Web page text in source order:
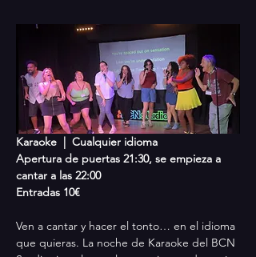
Karaoke  |  Cualquier idioma
Apertura de puertas 21:30, se empieza a
cantar a las 22:00
Entradas 10€
Ven a cantar y hacer el tonto… en el idioma
que quieras. La noche de Karaoke del BCN